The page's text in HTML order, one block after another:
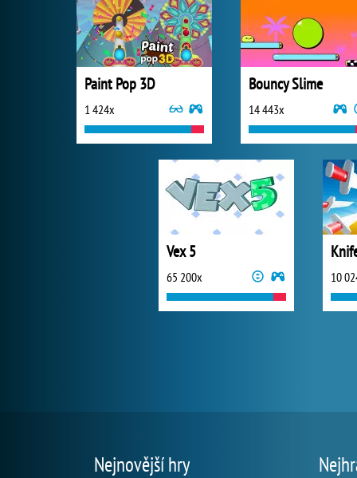
Paint Pop 3D
1 424x
Bouncy Slime
14 443x
Vex 5
65 200x 10
Nejnovější hry